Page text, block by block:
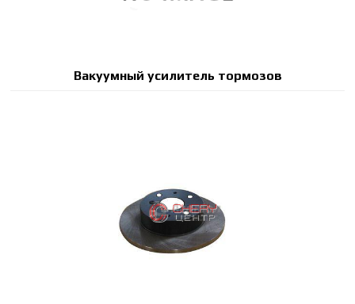
Вакуумный усилитель тормозов